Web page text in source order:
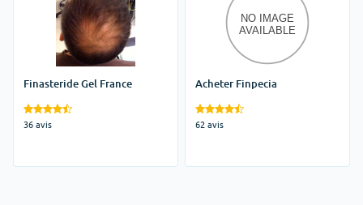
Finasteride Gel France
36 avis
Acheter Finpecia
62 avis